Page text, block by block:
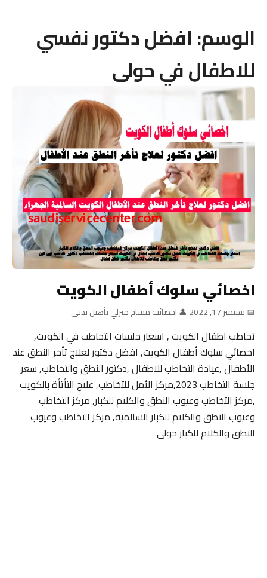
الوسم:افضل دكتور نفسي
للاطفال في حولى
اخصائي سلوك أطفال الكويت
📅 سبتمبر 17, 2022 |👤 اخصائية مساج منزلي تأهيل بدنى
تخاطب اطفال الكويت , اسعار جلسات التخاطب في الكويت,
اخصائي سلوك أطفال الكويت, افضل دكتور لعلاج تأخر النطق عند
الأطفال ,عيادة التخاطب للاطفال ,دكتور النطق والتخاطب, سعر
جلسة التخاطب 2023,مركز الأمل للتخاطب, علاج التأتأة بالكويت
,مركز التخاطب وعيوب النطق والكلام للكبار, مركز التخاطب
وعيوب النطق والكلام للكبار السالمية, مركز التخاطب وعيوب
النطق والكلام للكبار حولى